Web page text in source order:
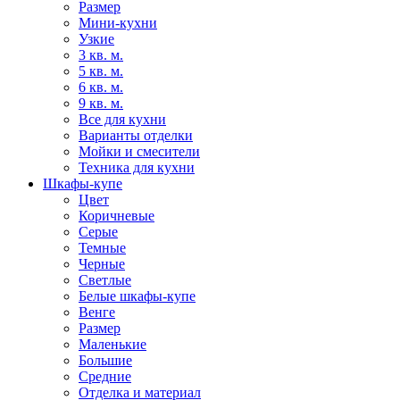
Размер
Мини-кухни
Узкие
3 кв. м.
5 кв. м.
6 кв. м.
9 кв. м.
Все для кухни
Варианты отделки
Мойки и смесители
Техника для кухни
Шкафы-купе
Цвет
Коричневые
Серые
Темные
Черные
Светлые
Белые шкафы-купе
Венге
Размер
Маленькие
Большие
Средние
Отделка и материал